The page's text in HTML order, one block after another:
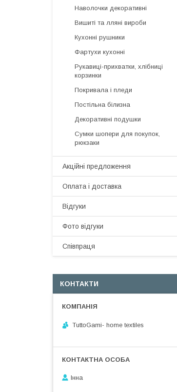
Наволочки декоративні
Вишиті та лляні вироби
Кухонні рушники
Фартухи кухонні
Рукавиці-прихватки, хлібниці
корзинки
Покривала і пледи
Постільна білизна
Декоративні подушки
Сумки шопери для покупок,
рюкзаки
Акційні предложення
Оплата і доставка
Відгуки
Фото відгуки
Співпраця
КОНТАКТИ
TuttoGami- home textiles
Інна